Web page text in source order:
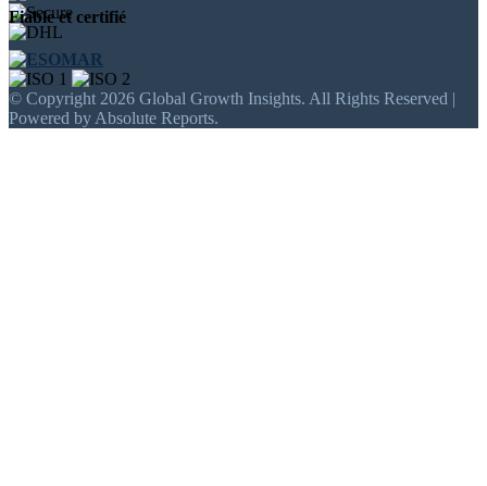
Fiable et certifié
© Copyright 2026 Global Growth Insights. All Rights Reserved |
Powered by Absolute Reports.